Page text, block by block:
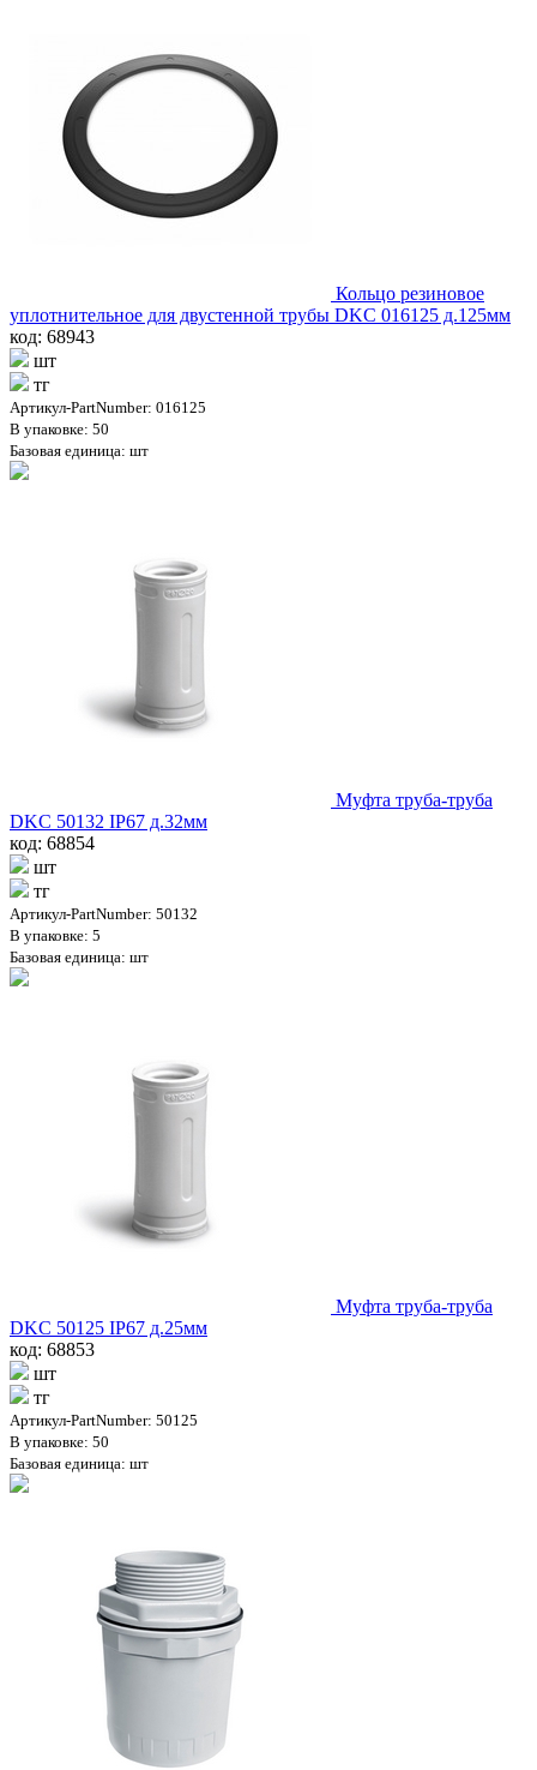
Кольцо резиновое
уплотнительное для двустенной трубы DKC 016125 д.125мм
код: 68943
шт
тг
Артикул-PartNumber: 016125
В упаковке: 50
Базовая единица: шт
Муфта труба-труба
DKC 50132 IP67 д.32мм
код: 68854
шт
тг
Артикул-PartNumber: 50132
В упаковке: 5
Базовая единица: шт
Муфта труба-труба
DKC 50125 IP67 д.25мм
код: 68853
шт
тг
Артикул-PartNumber: 50125
В упаковке: 50
Базовая единица: шт